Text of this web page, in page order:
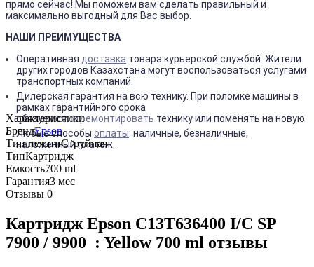
прямо сейчас! Мы поможем вам сделать правильный и
максимально выгодный для Вас выбор.
НАШИ ПРЕИМУЩЕСТВА
Оперативная доставка товара курьерской службой. Жители
других городов Казахстана могут воспользоваться услугами
транспортных компаний.
Дилерская гарантия на всю технику. При поломке машины в
рамках гарантийного срока
обязуемсяотремонтировать технику или поменять на новую.
Любые способы оплаты: наличные, безналичные,
наложенный платеж.
Характеристики
БрендEpson
Тип печатиСтруйная
ТипКартридж
Емкость700 ml
Гарантия3 мес
Отзывы 0
Картридж Epson C13T636400 I/C SP
7900 / 9900 : Yellow 700 ml отзывы